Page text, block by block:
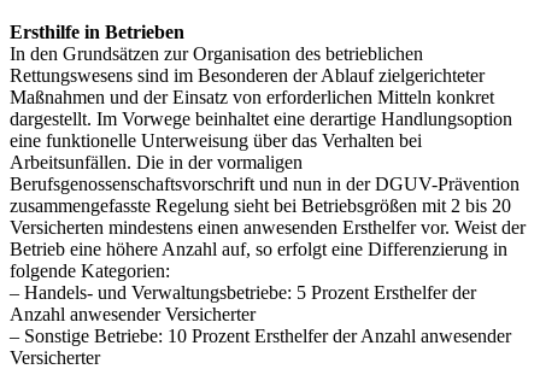
Ersthilfe in Betrieben
In den Grundsätzen zur Organisation des betrieblichen
Rettungswesens sind im Besonderen der Ablauf zielgerichteter
Maßnahmen und der Einsatz von erforderlichen Mitteln konkret
dargestellt. Im Vorwege beinhaltet eine derartige Handlungsoption
eine funktionelle Unterweisung über das Verhalten bei
Arbeitsunfällen. Die in der vormaligen
Berufsgenossenschaftsvorschrift und nun in der DGUV-Prävention
zusammengefasste Regelung sieht bei Betriebsgrößen mit 2 bis 20
Versicherten mindestens einen anwesenden Ersthelfer vor. Weist der
Betrieb eine höhere Anzahl auf, so erfolgt eine Differenzierung in
folgende Kategorien:
– Handels- und Verwaltungsbetriebe: 5 Prozent Ersthelfer der
Anzahl anwesender Versicherter
– Sonstige Betriebe: 10 Prozent Ersthelfer der Anzahl anwesender
Versicherter